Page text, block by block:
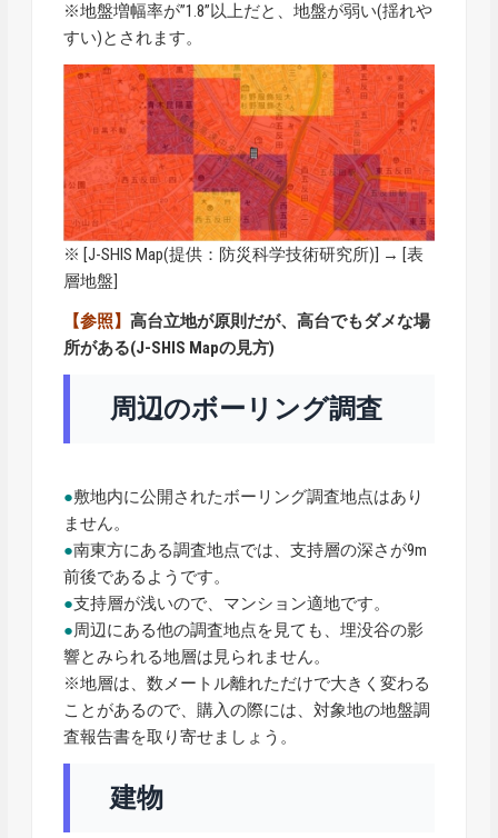
※地盤増幅率が”1.8”以上だと、地盤が弱い(揺れや
すい)とされます。
※ [J-SHIS Map(提供：防災科学技術研究所)] → [表
層地盤]
【参照】高台立地が原則だが、高台でもダメな場
所がある(J-SHIS Mapの見方)
周辺のボーリング調査
●敷地内に公開されたボーリング調査地点はあり
ません。
●南東方にある調査地点では、支持層の深さが9m
前後であるようです。
●支持層が浅いので、マンション適地です。
●周辺にある他の調査地点を見ても、埋没谷の影
響とみられる地層は見られません。
※地層は、数メートル離れただけで大きく変わる
ことがあるので、購入の際には、対象地の地盤調
査報告書を取り寄せましょう。
建物